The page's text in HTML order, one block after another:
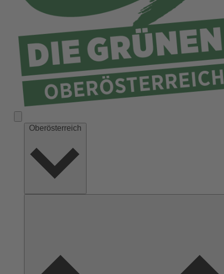
Ried
Schärding
Steyr
Steyr-Land
Urfahr-Umgebung
Vöcklabruck
Oberösterreich